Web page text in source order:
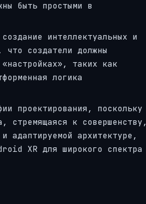
быть простыми в
интеллектуальных и
что создатели должны
таких как
логика
проектирования, поскольку
стремящаяся к совершенству,
адаптируемой архитектуре,
XR для широкого спектра